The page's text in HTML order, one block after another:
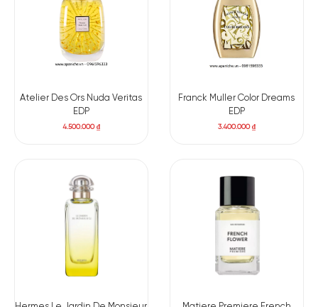
Atelier Des Ors Nuda Veritas
EDP
4.500.000₫
Franck Muller Color Dreams
EDP
3.400.000₫